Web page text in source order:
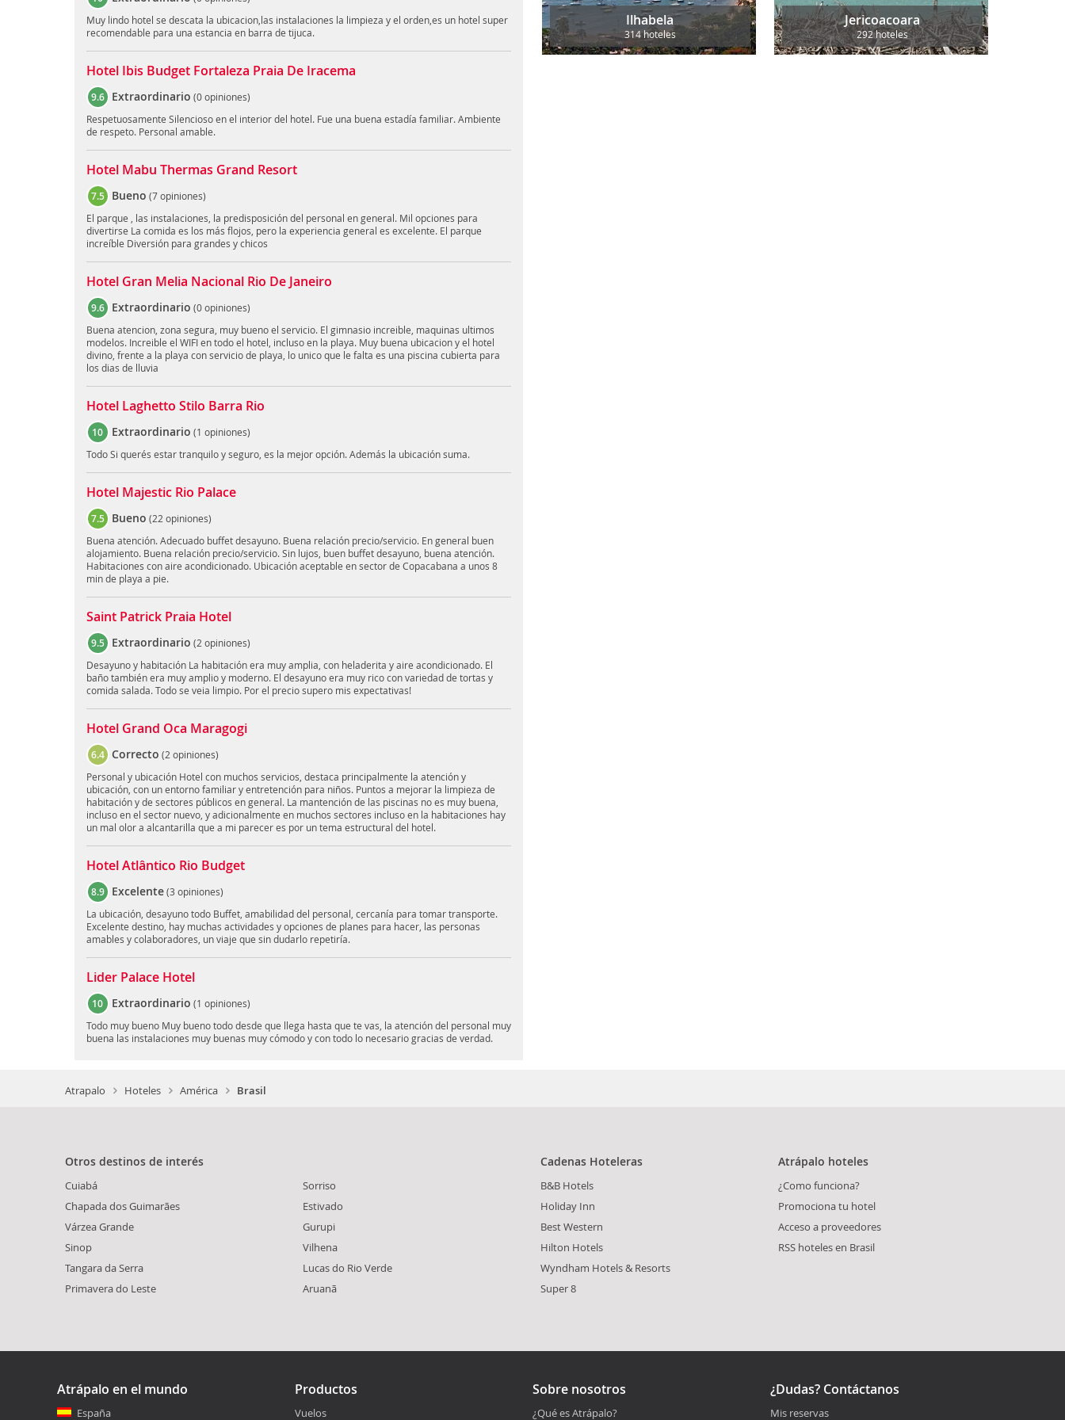
Muy lindo hotel se descata la ubicacion,las instalaciones la limpieza y el orden,es un hotel super
recomendable para una estancia en barra de tijuca.
Hotel Ibis Budget Fortaleza Praia De Iracema
9.6 Extraordinario (0 opiniones)
Respetuosamente Silencioso en el interior del hotel. Fue una buena estadía familiar. Ambiente
de respeto. Personal amable.
Hotel Mabu Thermas Grand Resort
7.5 Bueno (7 opiniones)
El parque , las instalaciones, la predisposición del personal en general. Mil opciones para
divertirse La comida es los más flojos, pero la experiencia general es excelente. El parque
increíble Diversión para grandes y chicos
Hotel Gran Melia Nacional Rio De Janeiro
9.6 Extraordinario (0 opiniones)
Buena atencion, zona segura, muy bueno el servicio. El gimnasio increible, maquinas ultimos
modelos. Increible el WIFI en todo el hotel, incluso en la playa. Muy buena ubicacion y el hotel
divino, frente a la playa con servicio de playa, lo unico que le falta es una piscina cubierta para
los dias de lluvia
Hotel Laghetto Stilo Barra Rio
10 Extraordinario (1 opiniones)
Todo Si querés estar tranquilo y seguro, es la mejor opción. Además la ubicación suma.
Hotel Majestic Rio Palace
7.5 Bueno (22 opiniones)
Buena atención. Adecuado buffet desayuno. Buena relación precio/servicio. En general buen
alojamiento. Buena relación precio/servicio. Sin lujos, buen buffet desayuno, buena atención.
Habitaciones con aire acondicionado. Ubicación aceptable en sector de Copacabana a unos 8
min de playa a pie.
Saint Patrick Praia Hotel
9.5 Extraordinario (2 opiniones)
Desayuno y habitación La habitación era muy amplia, con heladerita y aire acondicionado. El
baño también era muy amplio y moderno. El desayuno era muy rico con variedad de tortas y
comida salada. Todo se veia limpio. Por el precio supero mis expectativas!
Hotel Grand Oca Maragogi
6.4 Correcto (2 opiniones)
Personal y ubicación Hotel con muchos servicios, destaca principalmente la atención y
ubicación, con un entorno familiar y entretención para niños. Puntos a mejorar la limpieza de
habitación y de sectores públicos en general. La mantención de las piscinas no es muy buena,
incluso en el sector nuevo, y adicionalmente en muchos sectores incluso en la habitaciones hay
un mal olor a alcantarilla que a mi parecer es por un tema estructural del hotel.
Hotel Atlântico Rio Budget
8.9 Excelente(3 opiniones)
La ubicación, desayuno todo Buffet, amabilidad del personal, cercanía para tomar transporte.
Excelente destino, hay muchas actividades y opciones de planes para hacer, las personas
amables y colaboradores, un viaje que sin dudarlo repetiría.
Lider Palace Hotel
10 Extraordinario (1 opiniones)
Todo muy bueno Muy bueno todo desde que llega hasta que te vas, la atención del personal muy
buena las instalaciones muy buenas muy cómodo y con todo lo necesario gracias de verdad.
Ilhabela
314 hoteles
Jericoacoara
292 hoteles
Atrapalo Hoteles América Brasil
Otros destinos de interés
Cuiabá
Chapada dos Guimarães
Várzea Grande
Sinop
Tangara da Serra
Primavera do Leste
Sorriso
Estivado
Gurupi
Vilhena
Lucas do Rio Verde
Aruanã
Cadenas Hoteleras
B&B Hotels
Holiday Inn
Best Western
Hilton Hotels
Wyndham Hotels & Resorts
Super 8
Atrápalo hoteles
¿Como funciona?
Promociona tu hotel
Acceso a proveedores
RSS hoteles en Brasil
Atrápalo en el mundo
España
Productos
Vuelos
Sobre nosotros
¿Qué es Atrápalo?
¿Dudas? Contáctanos
Mis reservas